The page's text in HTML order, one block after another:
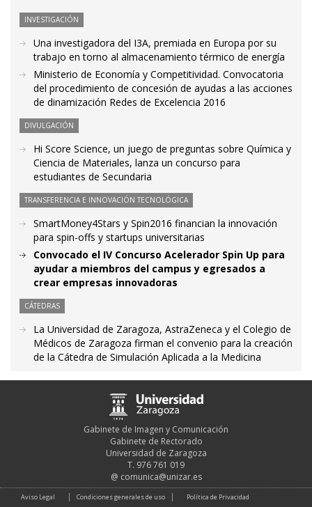
INVESTIGACIÓN
Una investigadora del I3A, premiada en Europa por su
trabajo en torno al almacenamiento térmico de energía
Ministerio de Economía y Competitividad. Convocatoria
del procedimiento de concesión de ayudas a las acciones
de dinamización Redes de Excelencia 2016
DIVULGACIÓN
Hi Score Science, un juego de preguntas sobre Química y
Ciencia de Materiales, lanza un concurso para
estudiantes de Secundaria
TRANSFERENCIA E INNOVACIÓN TECNOLÓGICA
SmartMoney4Stars y Spin2016 financian la innovación
para spin-offs y startups universitarias
Convocado el IV Concurso Acelerador Spin Up para
ayudar a miembros del campus y egresados a
crear empresas innovadoras
CÁTEDRAS
La Universidad de Zaragoza, AstraZeneca y el Colegio de
Médicos de Zaragoza firman el convenio para la creación
de la Cátedra de Simulación Aplicada a la Medicina
Gabinete de Imagen y Comunicación
Gabinete de Rectorado
Universidad de Zaragoza
T. 976 761 019
@ comunica@unizar.es
Aviso Legal Condiciones generales de uso Política de Privacidad